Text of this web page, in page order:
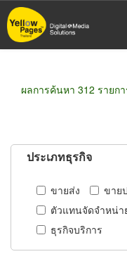
ข้าม
ไป
ผลการค้นหา 312 รายก
ประเภทธุรกิจ
ขายส่ง ขาย
ตัวแทนจัดจำหน่า
ธุรกิจบริการ